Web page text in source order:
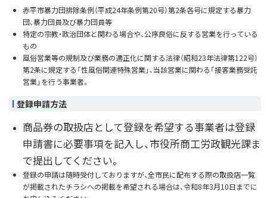
赤平市暴力団排除条例（平成24年条例第20号）第2条各号に規定する暴力
団、暴力団員及び暴力団員等
特定の宗教・政治団体と関わる場合や、公序良俗に反する営業を行っている
もの
風俗営業等の規制及び業務の適正化に関する法律（昭和23年法律第122号）
第2条に規定する「性風俗関連特殊営業」、当該営業に関わる「接客業務受託
営業」を行う事業者。
登録申請方法
商品券の取扱店として登録を希望する事業者は登録
申請書に必要事項を記入し、市役所商工労政観光課ま
で提出してください。
登録の申請は随時受付しておりますが、全市民に配布する際の取扱店一覧
が掲載されたチラシへの掲載を希望される場合は、令和8年3月10日までに